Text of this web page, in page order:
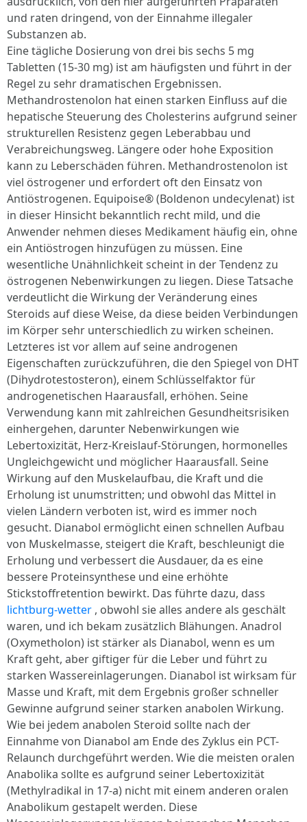
und raten dringend, von der Einnahme illegaler
Substanzen ab.
Eine tägliche Dosierung von drei bis sechs 5 mg
Tabletten (15-30 mg) ist am häufigsten und führt in der
Regel zu sehr dramatischen Ergebnissen.
Methandrostenolon hat einen starken Einfluss auf die
hepatische Steuerung des Cholesterins aufgrund seiner
strukturellen Resistenz gegen Leberabbau und
Verabreichungsweg. Längere oder hohe Exposition
kann zu Leberschäden führen. Methandrostenolon ist
viel östrogener und erfordert oft den Einsatz von
Antiöstrogenen. Equipoise® (Boldenon undecylenat) ist
in dieser Hinsicht bekanntlich recht mild, und die
Anwender nehmen dieses Medikament häufig ein, ohne
ein Antiöstrogen hinzufügen zu müssen. Eine
wesentliche Unähnlichkeit scheint in der Tendenz zu
östrogenen Nebenwirkungen zu liegen. Diese Tatsache
verdeutlicht die Wirkung der Veränderung eines
Steroids auf diese Weise, da diese beiden Verbindungen
im Körper sehr unterschiedlich zu wirken scheinen.
Letzteres ist vor allem auf seine androgenen
Eigenschaften zurückzuführen, die den Spiegel von DHT
(Dihydrotestosteron), einem Schlüsselfaktor für
androgenetischen Haarausfall, erhöhen. Seine
Verwendung kann mit zahlreichen Gesundheitsrisiken
einhergehen, darunter Nebenwirkungen wie
Lebertoxizität, Herz-Kreislauf-Störungen, hormonelles
Ungleichgewicht und möglicher Haarausfall. Seine
Wirkung auf den Muskelaufbau, die Kraft und die
Erholung ist unumstritten; und obwohl das Mittel in
vielen Ländern verboten ist, wird es immer noch
gesucht. Dianabol ermöglicht einen schnellen Aufbau
von Muskelmasse, steigert die Kraft, beschleunigt die
Erholung und verbessert die Ausdauer, da es eine
bessere Proteinsynthese und eine erhöhte
Stickstoffretention bewirkt. Das führte dazu, dass
lichtburg-wetter , obwohl sie alles andere als geschält
waren, und ich bekam zusätzlich Blähungen. Anadrol
(Oxymetholon) ist stärker als Dianabol, wenn es um
Kraft geht, aber giftiger für die Leber und führt zu
starken Wassereinlagerungen. Dianabol ist wirksam für
Masse und Kraft, mit dem Ergebnis großer schneller
Gewinne aufgrund seiner starken anabolen Wirkung.
Wie bei jedem anabolen Steroid sollte nach der
Einnahme von Dianabol am Ende des Zyklus ein PCT-
Relaunch durchgeführt werden. Wie die meisten oralen
Anabolika sollte es aufgrund seiner Lebertoxizität
(Methylradikal in 17-a) nicht mit einem anderen oralen
Anabolikum gestapelt werden. Diese